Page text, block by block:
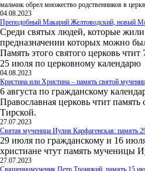
мальчик обрел множество родственников в
04.08.2023
Преподобный Макарий Желтоводский, новый
Среди святых людей, которые жили
предназначении которых можно
Память этого святого церковь
25 июля по церковному календарю
04.08.2023
Кристина или Христина – память святой
6 августа по гражданскому
Православная церковь чтит
Тирской.
27.07.2023
Святая мученица Иулия Карфагенская: память
29 июля по гражданскому и 16
христиане чтут память мученицы
27.07.2023
Священномученик Петр Троицкий, память 15